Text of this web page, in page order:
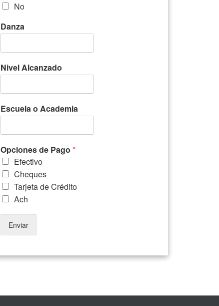
No
Danza
Nivel Alcanzado
Escuela o Academia
Opciones de Pago *
Efectivo
Cheques
Tarjeta de Crédito
Ach
Enviar